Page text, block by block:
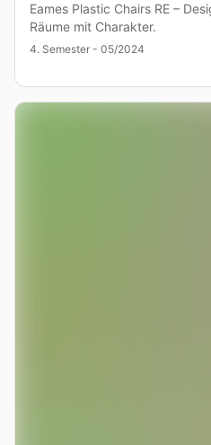
Eames Plastic Chairs RE –
Räume mit Charakter.
4. Semester - 05/2024